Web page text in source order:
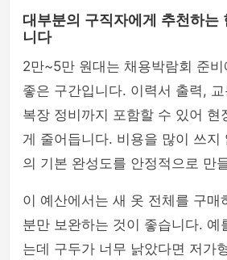
대부분의 구직자에게 추천하는
니다
2만~5만 원대는 채용박람회 준비
좋은 구간입니다. 이력서 출력,
복장 정비까지 포함할 수 있어 현
게 줄어듭니다. 비용을 많이 쓰지
의 기본 완성도를 안정적으로 만
이 예산에서는 새 옷 전체를 구매
분만 보완하는 것이 좋습니다. 예
는데 구두가 너무 낡았다면 저가